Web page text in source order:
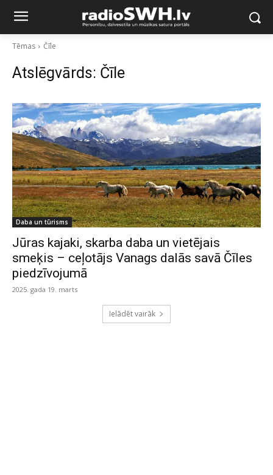
Tēmas Čīle
Atslēgvārds: Čīle
Daba un tūrisms
Jūras kajaki, skarba daba un vietējais
smeķis – ceļotājs Vanags dalās savā Čīles
piedzīvojumā
2025. gada 19. marts
Ielādēt vairāk